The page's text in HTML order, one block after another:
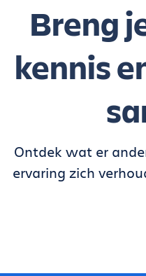
Breng
kennis
Ontdek wat er
ervaring zich